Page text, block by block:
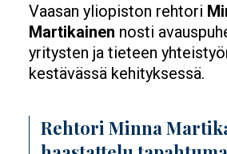
Vaasan yliopiston rehtori
Martikainen nosti
yritysten ja tieteen
kestävässä kehityksessä.
Rehtori Minna